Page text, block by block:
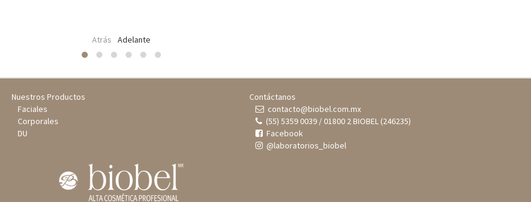
Atrás Adelante
Nuestros Productos
Faciales
Corporales
DU
Contáctanos
contacto@biobel.com.mx
(55) 5359 0039 / 01800 2 BIOBEL (246235)
Facebook
@laboratorios_biobel